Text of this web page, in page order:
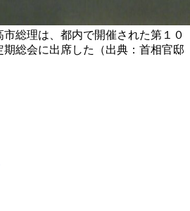
総理は、都内で開催された第１０
期総会に出席した（出典：首相官邸